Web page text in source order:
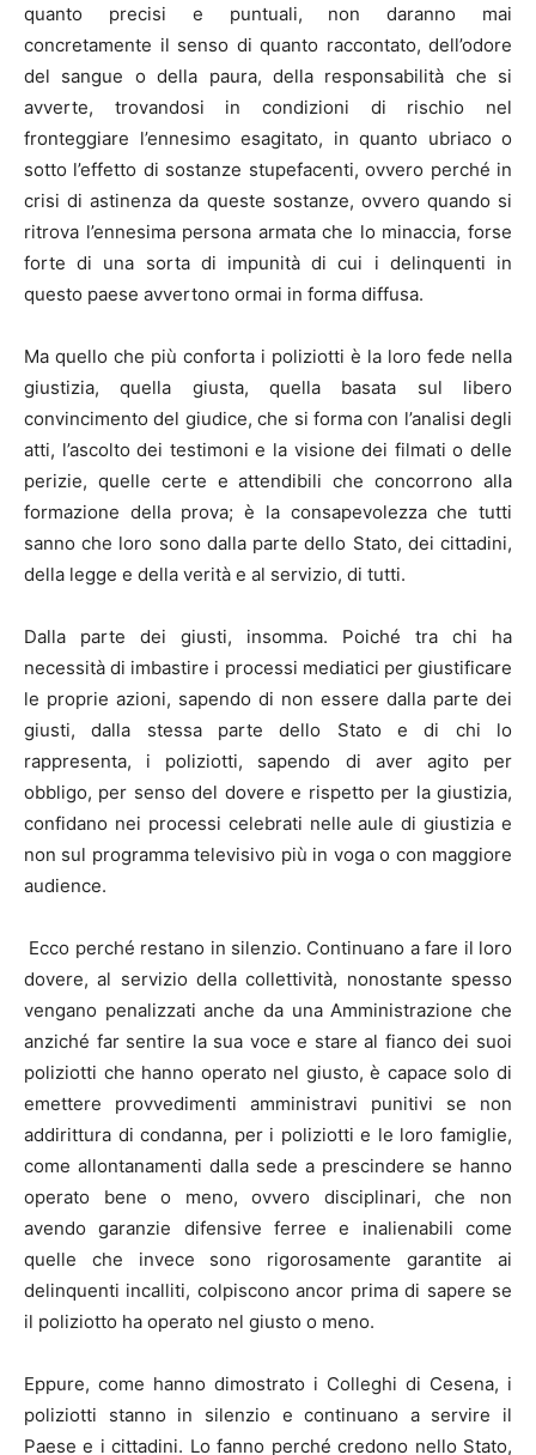
quanto precisi e puntuali, non daranno mai
concretamente il senso di quanto raccontato, dell’odore
del sangue o della paura, della responsabilità che si
avverte, trovandosi in condizioni di rischio nel
fronteggiare l’ennesimo esagitato, in quanto ubriaco o
sotto l’effetto di sostanze stupefacenti, ovvero perché in
crisi di astinenza da queste sostanze, ovvero quando si
ritrova l’ennesima persona armata che lo minaccia, forse
forte di una sorta di impunità di cui i delinquenti in
questo paese avvertono ormai in forma diffusa.
Ma quello che più conforta i poliziotti è la loro fede nella
giustizia, quella giusta, quella basata sul libero
convincimento del giudice, che si forma con l’analisi degli
atti, l’ascolto dei testimoni e la visione dei filmati o delle
perizie, quelle certe e attendibili che concorrono alla
formazione della prova; è la consapevolezza che tutti
sanno che loro sono dalla parte dello Stato, dei cittadini,
della legge e della verità e al servizio, di tutti.
Dalla parte dei giusti, insomma. Poiché tra chi ha
necessità di imbastire i processi mediatici per giustificare
le proprie azioni, sapendo di non essere dalla parte dei
giusti, dalla stessa parte dello Stato e di chi lo
rappresenta, i poliziotti, sapendo di aver agito per
obbligo, per senso del dovere e rispetto per la giustizia,
confidano nei processi celebrati nelle aule di giustizia e
non sul programma televisivo più in voga o con maggiore
audience.
Ecco perché restano in silenzio. Continuano a fare il loro
dovere, al servizio della collettività, nonostante spesso
vengano penalizzati anche da una Amministrazione che
anziché far sentire la sua voce e stare al fianco dei suoi
poliziotti che hanno operato nel giusto, è capace solo di
emettere provvedimenti amministravi punitivi se non
addirittura di condanna, per i poliziotti e le loro famiglie,
come allontanamenti dalla sede a prescindere se hanno
operato bene o meno, ovvero disciplinari, che non
avendo garanzie difensive ferree e inalienabili come
quelle che invece sono rigorosamente garantite ai
delinquenti incalliti, colpiscono ancor prima di sapere se
il poliziotto ha operato nel giusto o meno.
Eppure, come hanno dimostrato i Colleghi di Cesena, i
poliziotti stanno in silenzio e continuano a servire il
Paese e i cittadini. Lo fanno perché credono nello Stato,